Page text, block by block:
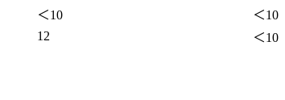
＜10
＜10
12 ＜10